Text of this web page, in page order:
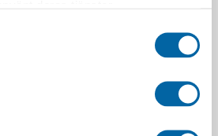
UFO Tyborn Foldable Bike
LÄGG I VARUKORG